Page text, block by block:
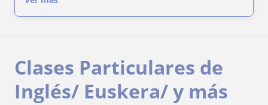
Clases Particulares de
Inglés/ Euskera/ y más